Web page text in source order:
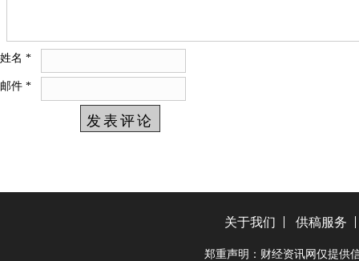
姓名 *
邮件 *
关于我们 供稿服务
郑重声明：财经资讯网仅提供